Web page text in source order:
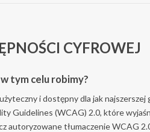
CYFROWEJ
tym celu robimy?
i dostępny dla jak
Guidelines (WCAG) 2.0, które
autoryzowane tłumaczenie WCAG